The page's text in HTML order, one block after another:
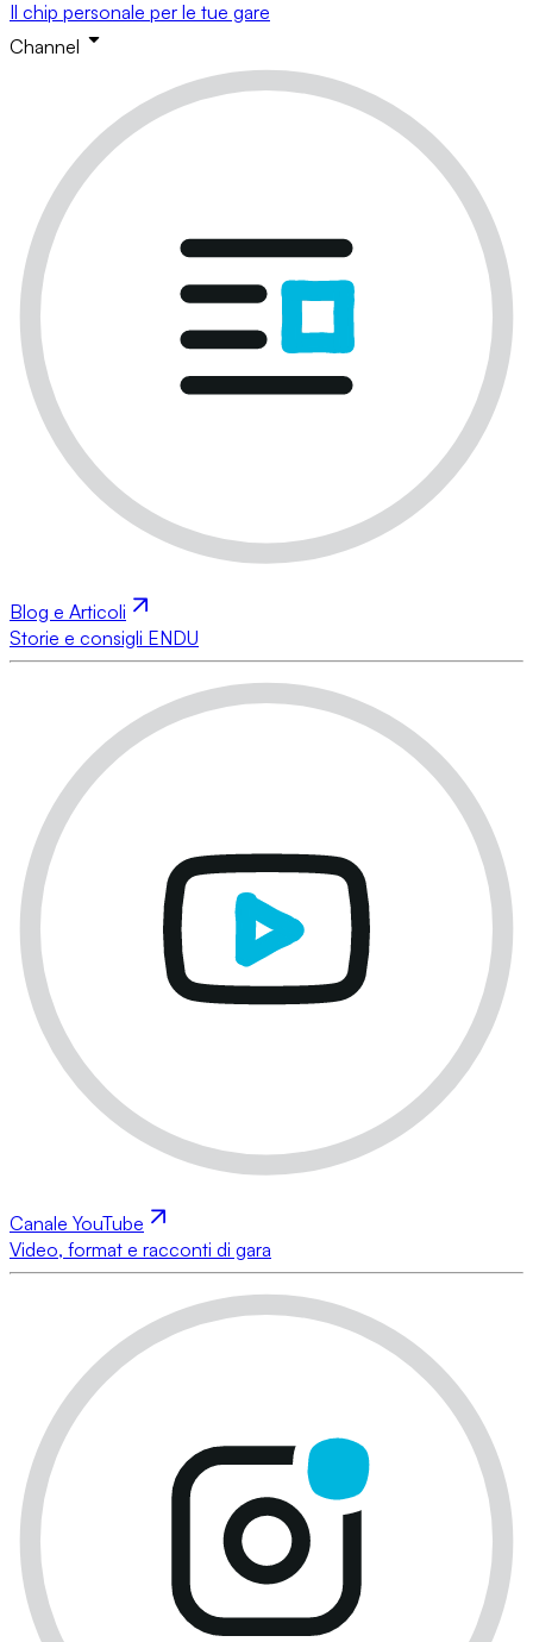
Il chip personale per le tue gare
Channel
Blog e Articoli
Storie e consigli ENDU
Canale YouTube
Video, format e racconti di gara